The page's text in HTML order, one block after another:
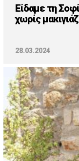
Είδαμε τη
χωρίς
28.03.2024